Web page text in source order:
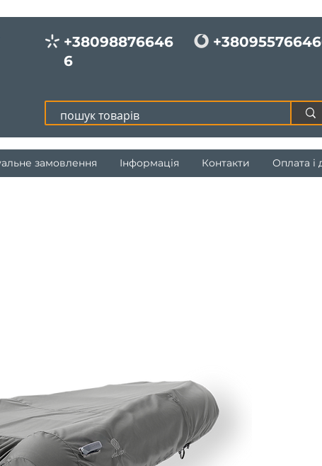
+38098876646
6
замовлення Інформація Контакти Оплата і